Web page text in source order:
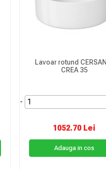
Lavoar rotund
CREA 35
-
1052.70 Lei
Adauga in cos